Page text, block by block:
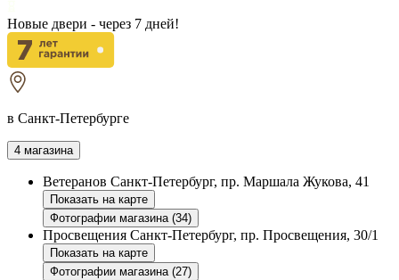
Новые двери - через 7 дней!
в Санкт-Петербурге
4 магазина
Ветеранов Санкт-Петербург, пр. Маршала Жукова, 41
Показать на карте
Фотографии магазина (34)
Просвещения Санкт-Петербург, пр. Просвещения, 30/1
Показать на карте
Фотографии магазина (27)